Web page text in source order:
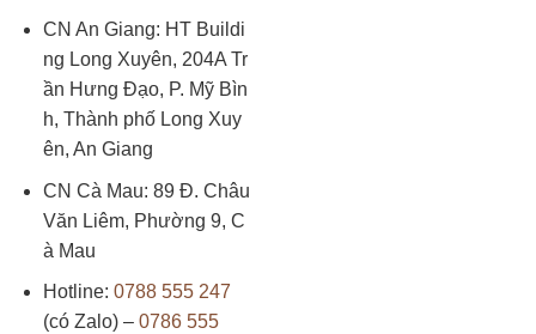
CN An Giang: HT Buildi
ng Long Xuyên, 204A Tr
ần Hưng Đạo, P. Mỹ Bìn
h, Thành phố Long Xuy
ên, An Giang
CN Cà Mau: 89 Đ. Châu
Văn Liêm, Phường 9, C
à Mau
Hotline: 0788 555 247
(có Zalo) – 0786 555